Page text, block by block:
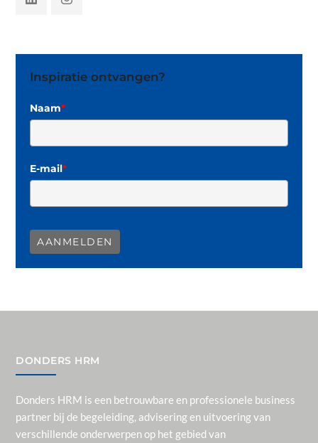
Inspiratie ontvangen?
Naam*
E-mail*
AANMELDEN
DONDERS HRM
Donders HRM is een betrouwbare en professionele business
partner bij de begeleiding, advisering en uitvoering van
verschillende onderwerpen op het gebied van